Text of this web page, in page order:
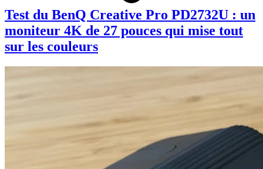
Test du BenQ Creative Pro PD2732U : un
moniteur 4K de 27 pouces qui mise tout
sur les couleurs